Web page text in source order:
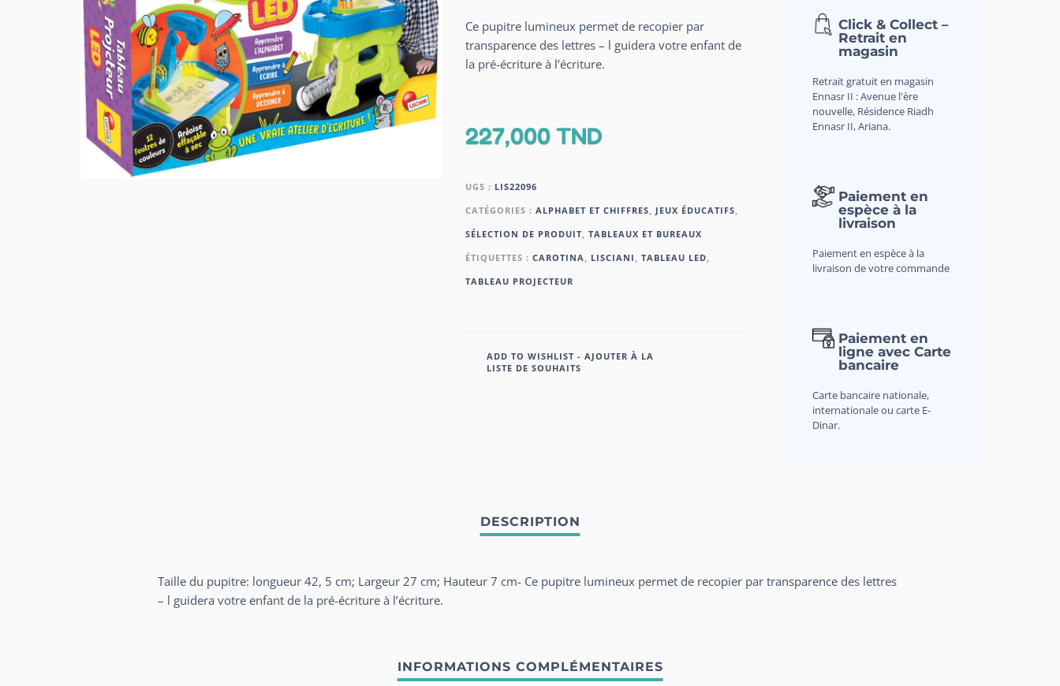
Ce pupitre lumineux permet de recopier par
transparence des lettres – l guidera votre enfant de
la pré-écriture à l’écriture.
227,000TND
UGS : LIS22096
CATÉGORIES : ALPHABET ET CHIFFRES, JEUX ÉDUCATIFS,
SÉLECTION DE PRODUIT, TABLEAUX ET BUREAUX
ÉTIQUETTES : CAROTINA, LISCIANI , TABLEAU LED,
TABLEAU PROJECTEUR
ADD TO WISHLIST - AJOUTER À LA
LISTE DE SOUHAITS
Click & Collect –
Retrait en
magasin
Retrait gratuit en magasin
Ennasr II : Avenue l'ère
nouvelle, Résidence Riadh
Ennasr II, Ariana.
Paiement en
espèce à la
livraison
Paiement en espèce à la
livraison de votre commande
Paiement en
ligne avec Carte
bancaire
Carte bancaire nationale,
internationale ou carte E-
Dinar.
Taille du pupitre: longueur 42, 5 cm; Largeur 27 cm; Hauteur 7 cm- Ce pupitre lumineux permet de recopier par transparence des lettres
– l guidera votre enfant de la pré-écriture à l’écriture.